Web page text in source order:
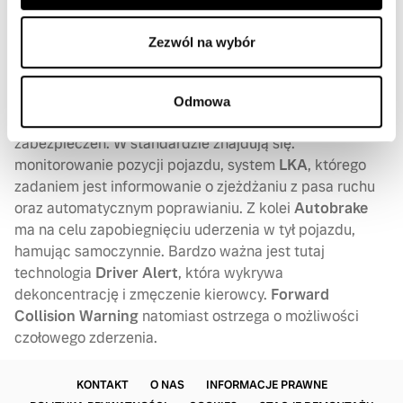
Zezwól na wybór
Odmowa
o gwałtownym hamowaniu oraz systemLDW
ostrzegającym przed nieplanowaną zmianą pasa ruchu.
Najwyższy w tej serii xc90 to forteca elektronicznych
zabezpieczeń. W standardzie znajdują się:
monitorowanie pozycji pojazdu, system LKA, którego
zadaniem jest informowanie o zjeżdżaniu z pasa ruchu
oraz automatycznym poprawianiu. Z kolei Autobrake
ma na celu zapobiegnięciu uderzenia w tył pojazdu,
hamując samoczynnie. Bardzo ważna jest tutaj
technologia Driver Alert, która wykrywa
dekoncentrację i zmęczenie kierowcy. Forward
Collision Warning natomiast ostrzega o możliwości
czołowego zderzenia.
KONTAKT O NAS
INFORMACJE PRAWNE